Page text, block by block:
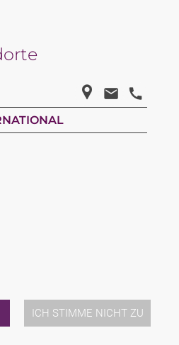
ICH STIMME NICHT ZU